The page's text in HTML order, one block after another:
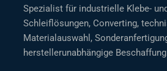
Spezialist für industrielle Klebe- und
Schleiflösungen, Converting,
Materialauswahl,
herstellerunabhängige